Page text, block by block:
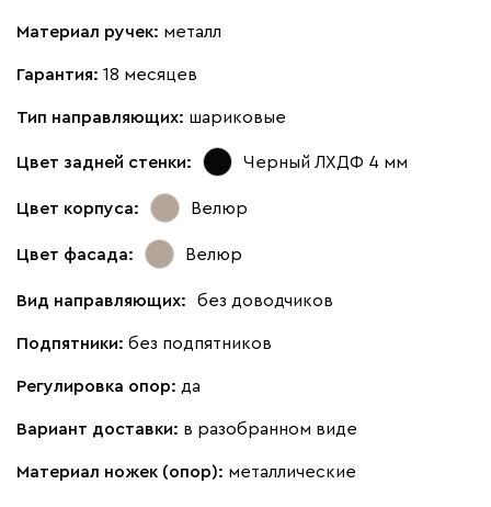
Материал ручек: металл
Гарантия: 18 месяцев
Тип направляющих: шариковые
Цвет задней стенки: Черный ЛХДФ 4 мм
Цвет корпуса: Велюр
Цвет фасада: Велюр
Вид направляющих: без доводчиков
Подпятники: без подпятников
Регулировка опор: да
Вариант доставки: в разобранном виде
Материал ножек (опор): металлические